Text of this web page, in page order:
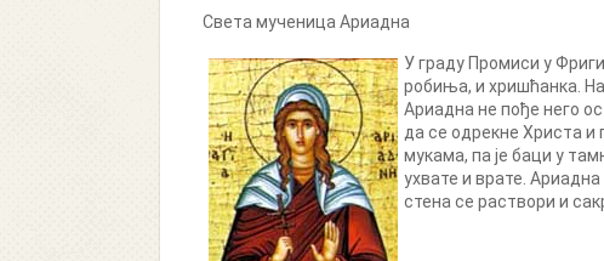
Света мученица Ариадна
У граду Промиси у
робиња, и хришћанка.
Ариадна не пође него
да се одрекне Христа и
мукама, па је баци у
ухвате и врате.
стена се раствори и